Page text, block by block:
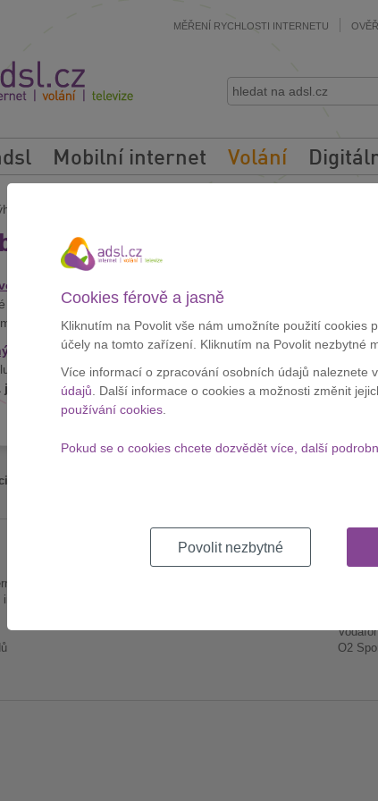
MĚŘENÍ RYCHLOSTI INTERNETU
Mobilní internet Volání
balíčky
Prohlédněte si výhodné
balíčky pro zákazníkyO2dokážíuspořit i tisíce korun
výhodných balíčků vám rádi pomůžeme, pokud si nevíte rady.
formulářa my se vám v uvedenou dobu sami ozveme a
bez navýšení cen od operátora.DíkyADSL.cznemusíte
jednom místě.
sítích:
O SPOLEČNOSTI PRO
O2
Cookies férově a jasně
Kliknutím na Povolit vše nám umožníte použití cookies
účely na tomto zařízení. Kliknutím na Povolit nezbytné
Více informací o zpracování osobních údajů naleznete v
údajů . Další informace o cookies a možnosti změnit
používání cookies
Pokud se o cookies chcete dozvědět více, další
Povolit nezbytné